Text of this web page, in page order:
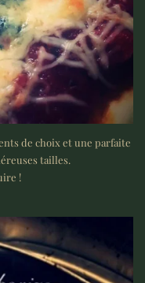
de choix et une parfaite
tailles.
!